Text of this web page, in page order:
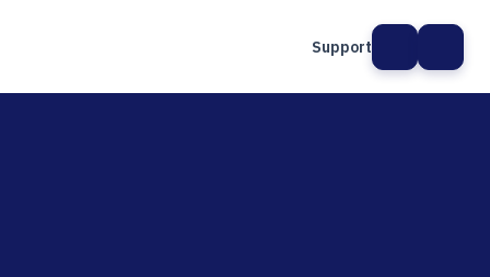
Support